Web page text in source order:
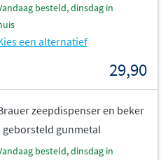
in
een alternatief
29,90
zeepdispenser en beker
geborsteld gunmetal
in